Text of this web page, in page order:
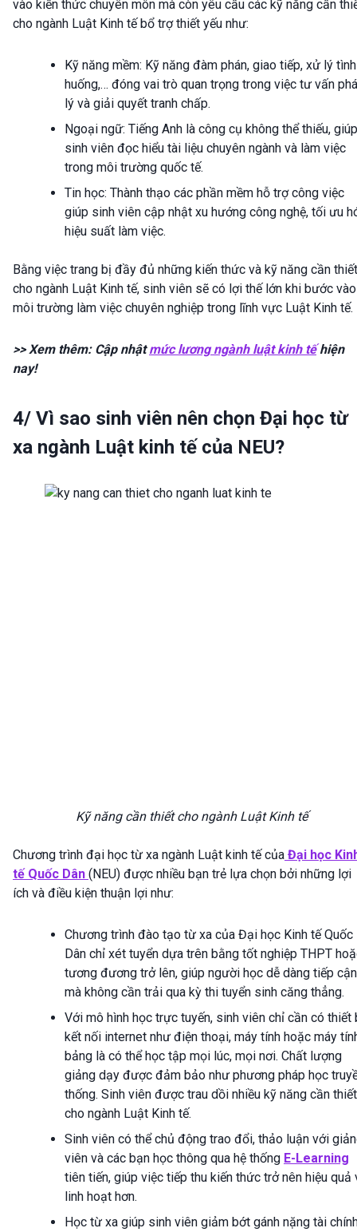
vào kiến thức chuyên môn mà còn yêu cầu các kỹ năng cần
cho ngành Luật Kinh tế bổ trợ thiết yếu như:
Kỹ năng mềm: Kỹ năng đàm phán, giao tiếp, xử lý tình
huống,… đóng vai trò quan trọng trong việc tư vấn
lý và giải quyết tranh chấp.
Ngoại ngữ: Tiếng Anh là công cụ không thể thiếu, giúp
sinh viên đọc hiểu tài liệu chuyên ngành và làm việc
trong môi trường quốc tế.
Tin học: Thành thạo các phần mềm hỗ trợ công việc
giúp sinh viên cập nhật xu hướng công nghệ, tối ưu
hiệu suất làm việc.
Bằng việc trang bị đầy đủ những kiến thức và kỹ năng cần thiết
cho ngành Luật Kinh tế, sinh viên sẽ có lợi thế lớn khi bước vào
môi trường làm việc chuyên nghiệp trong lĩnh vực Luật Kinh tế.
>> Xem thêm: Cập nhậtmức lương ngành luật kinh tếhiện
nay!
4/ Vì sao sinh viên nên chọn Đại học từ
xa ngành Luật kinh tế của NEU?
Kỹ năng cần thiết cho ngành Luật Kinh tế
Chương trình đại học từ xa ngành Luật kinh tế của Đại học
tế Quốc Dân (NEU) được nhiều bạn trẻ lựa chọn bởi những lợi
ích và điều kiện thuận lợi như:
Chương trình đào tạo từ xa của Đại học Kinh tế Quốc
Dân chỉ xét tuyển dựa trên bằng tốt nghiệp THPT
tương đương trở lên, giúp người học dễ dàng tiếp cận
mà không cần trải qua kỳ thi tuyển sinh căng thẳng.
Với mô hình học trực tuyến, sinh viên chỉ cần có thiết
kết nối internet như điện thoại, máy tính hoặc máy
bảng là có thể học tập mọi lúc, mọi nơi. Chất lượng
giảng dạy được đảm bảo như phương pháp học
thống. Sinh viên được trau dồi nhiều kỹ năng cần thiết
cho ngành Luật Kinh tế.
Sinh viên có thể chủ động trao đổi, thảo luận với
viên và các bạn học thông qua hệ thống E-Learning
tiên tiến, giúp việc tiếp thu kiến thức trở nên hiệu quả
linh hoạt hơn.
Học từ xa giúp sinh viên giảm bớt gánh nặng tài